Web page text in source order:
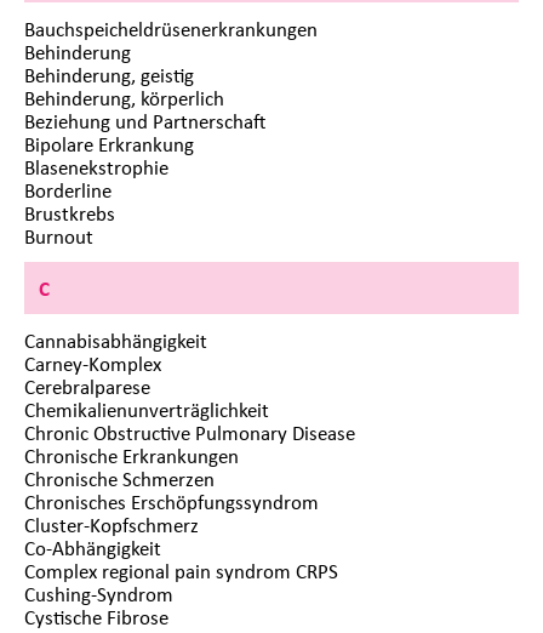
Bauchspeicheldrüsenerkrankungen
Behinderung
Behinderung, geistig
Behinderung, körperlich
Beziehung und Partnerschaft
Bipolare Erkrankung
Blasenekstrophie
Borderline
Brustkrebs
Burnout
C
Cannabisabhängigkeit
Carney-Komplex
Cerebralparese
Chemikalienunverträglichkeit
Chronic Obstructive Pulmonary Disease
Chronische Erkrankungen
Chronische Schmerzen
Chronisches Erschöpfungssyndrom
Cluster-Kopfschmerz
Co-Abhängigkeit
Complex regional pain syndrom CRPS
Cushing-Syndrom
Cystische Fibrose